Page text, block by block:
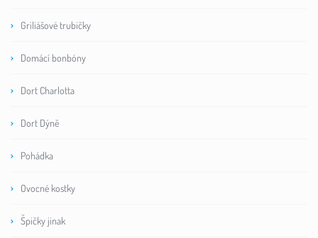
Griliášové trubičky
Domácí bonbóny
Dort Charlotta
Dort Dýně
Pohádka
Ovocné kostky
Špičky jinak